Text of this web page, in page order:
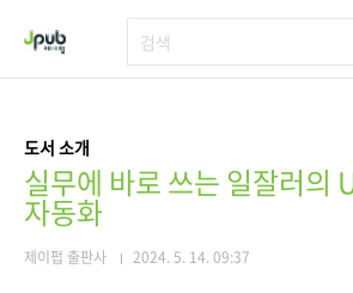
도서 소개
실무에 바로 쓰는 일잘러의
자동화
제이펍 출판사 2024. 5. 14. 09:37